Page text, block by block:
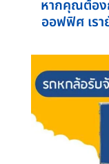
หากคุณต้อง
ออฟฟิศ เรา